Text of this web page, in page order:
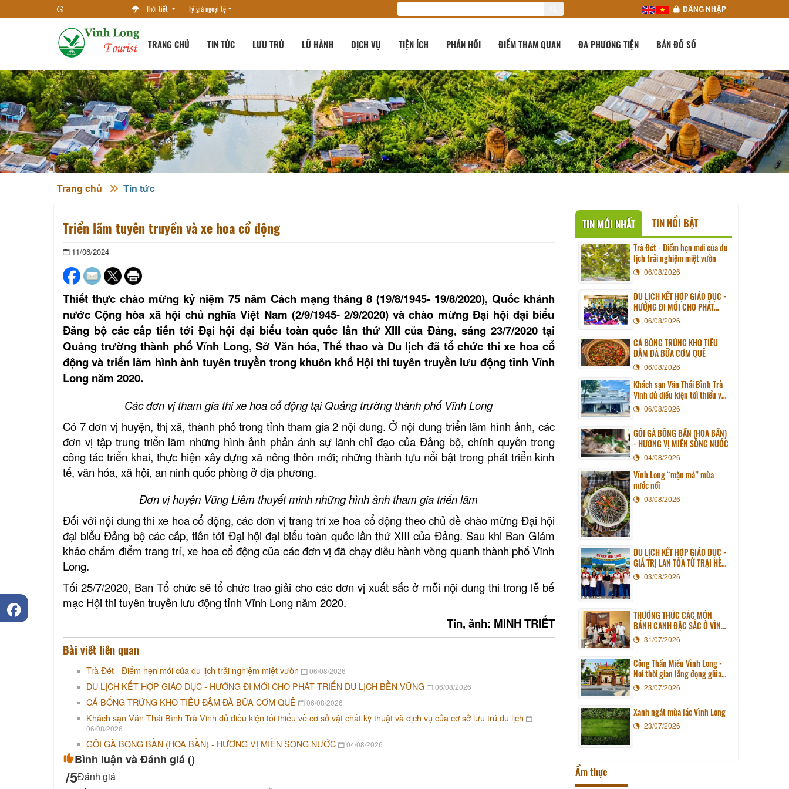
Thời tiết Tỷ giá ngoại tệ ĐĂNG NHẬP
TRANG CHỦ TIN TỨC LƯU TRÚ LỮ HÀNH DỊCH VỤ TIỆN ÍCH PHẢN HỒI ĐIỂM THAM QUAN ĐA PHƯƠNG TIỆN BẢN ĐỒ SỐ
Trang chủ Tin tức
Triển lãm tuyên truyền và xe hoa cổ động
11/06/2024
Thiết thực chào mừng kỷ niệm 75 năm Cách mạng tháng 8 (19/8/1945- 19/8/2020), Quốc khánh
nước Cộng hòa xã hội chủ nghĩa Việt Nam (2/9/1945- 2/9/2020) và chào mừng Đại hội đại biểu
Đảng bộ các cấp tiến tới Đại hội đại biểu toàn quốc lần thứ XIII của Đảng, sáng 23/7/2020 tại
Quảng trường thành phố Vĩnh Long, Sở Văn hóa, Thể thao và Du lịch đã tổ chức thi xe hoa cổ
động và triển lãm hình ảnh tuyên truyền trong khuôn khổ Hội thi tuyên truyền lưu động tỉnh Vĩnh
Long năm 2020.
Các đơn vị tham gia thi xe hoa cổ động tại Quảng trường thành phố Vĩnh Long
Có 7 đơn vị huyện, thị xã, thành phố trong tỉnh tham gia 2 nội dung. Ở nội dung triển lãm hình ảnh, các
đơn vị tập trung triển lãm những hình ảnh phản ánh sự lãnh chỉ đạo của Đảng bộ, chính quyền trong
công tác triển khai, thực hiện xây dựng xã nông thôn mới; những thành tựu nổi bật trong phát triển kinh
tế, văn hóa, xã hội, an ninh quốc phòng ở địa phương.
Đơn vị huyện Vũng Liêm thuyết minh những hình ảnh tham gia triển lãm
Đối với nội dung thi xe hoa cổ động, các đơn vị trang trí xe hoa cổ động theo chủ đề chào mừng Đại hội
đại biểu Đảng bộ các cấp, tiến tới Đại hội đại biểu toàn quốc lần thứ XIII của Đảng. Sau khi Ban Giám
khảo chấm điểm trang trí, xe hoa cổ động của các đơn vị đã chạy diễu hành vòng quanh thành phố Vĩnh
Long.
Tối 25/7/2020, Ban Tổ chức sẽ tổ chức trao giải cho các đơn vị xuất sắc ở mỗi nội dung thi trong lễ bế
mạc Hội thi tuyên truyền lưu động tỉnh Vĩnh Long năm 2020.
Tin, ảnh: MINH TRIẾT
Bài viết liên quan
Trà Đét - Điểm hẹn mới của du lịch trải nghiệm miệt vườn 06/08/2026
DU LỊCH KẾT HỢP GIÁO DỤC - HƯỚNG ĐI MỚI CHO PHÁT TRIỂN DU LỊCH BỀN VỮNG 06/08/2026
CÁ BỐNG TRỨNG KHO TIÊU ĐẬM ĐÀ BỮA CƠM QUÊ 06/08/2026
Khách sạn Văn Thái Bình Trà Vinh đủ điều kiện tối thiểu về cơ sở vật chất kỹ thuật và dịch vụ của cơ sở lưu trú du lịch
06/08/2026
GỎI GÀ BÔNG BẦN (HOA BẦN) - HƯƠNG VỊ MIỀN SÔNG NƯỚC 04/08/2026
Bình luận và Đánh giá ()
/5Đánh giá
TIN MỚI NHẤT TIN NỔI BẬT
Trà Đét - Điểm hẹn mới của du
lịch trải nghiệm miệt vườn
06/08/2026
DU LỊCH KẾT HỢP GIÁO DỤC -
HƯỚNG ĐI MỚI CHO PHÁT
TRIỂN DU LỊCH BỀN VỮNG
06/08/2026
CÁ BỐNG TRỨNG KHO TIÊU
ĐẬM ĐÀ BỮA CƠM QUÊ
06/08/2026
Khách sạn Văn Thái Bình Trà
Vinh đủ điều kiện tối thiểu về
cơ sở vật chất kỹ thuật và
dịch vụ của cơ sở lưu trú du
lịch
06/08/2026
GỎI GÀ BÔNG BẦN (HOA BẦN)
- HƯƠNG VỊ MIỀN SÔNG NƯỚC
04/08/2026
Vĩnh Long “mặn mà” mùa
nước nổi
03/08/2026
DU LỊCH KẾT HỢP GIÁO DỤC -
GIÁ TRỊ LAN TỎA TỪ TRẠI HÈ
PHƯƠNG NAM NĂM 2026
03/08/2026
THƯỞNG THỨC CÁC MÓN
BÁNH CANH ĐẶC SẮC Ở VĨNH
LONG31/07/2026
Công Thần Miếu Vĩnh Long -
Nơi thời gian lắng đọng giữa
lòng phố thị
23/07/2026
Xanh ngát mùa lác Vĩnh Long
23/07/2026
Ẩm thực